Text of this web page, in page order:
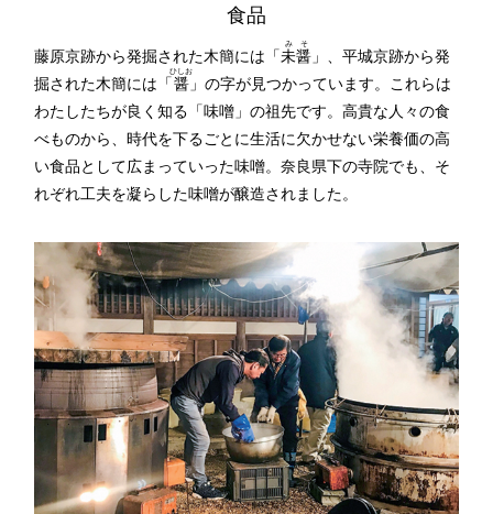
食品
藤原京跡から発掘された木簡には「未醤
みそ
」、平城京跡から発
掘された木簡には「醤
ひしお
」の字が見つかっています。これらは
わたしたちが良く知る「味噌」の祖先です。高貴な人々の食
べものから、時代を下るごとに生活に欠かせない栄養価の高
い食品として広まっていった味噌。奈良県下の寺院でも、そ
れぞれ工夫を凝らした味噌が醸造されました。